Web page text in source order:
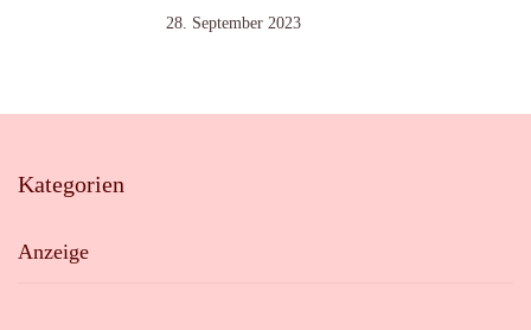
28. September 2023
Kategorien
Anzeige